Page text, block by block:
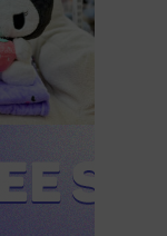
danh sách
và đang được
với 2 kích thước
đến mông + từ